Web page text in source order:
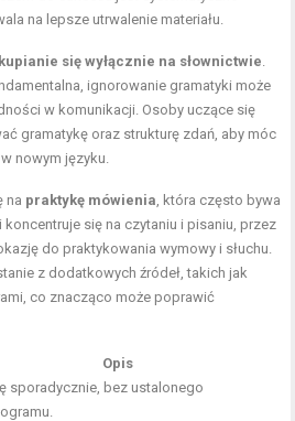
na lepsze utrwalenie materiału.
się wyłącznie na słownictwie
ignorowanie gramatyki może
w komunikacji. Osoby uczące się
gramatykę oraz strukturę zdań, aby móc
nowym języku.
na praktykę mówienia , która często bywa
się na czytaniu i pisaniu, przez
do praktykowania wymowy i słuchu.
z dodatkowych źródeł, takich jak
co znacząco może poprawić
Opis
sporadycznie, bez ustalonego